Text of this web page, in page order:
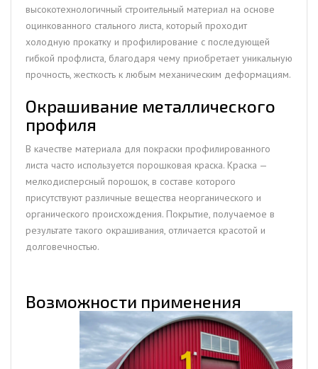
высокотехнологичный строительный материал на основе
оцинкованного стального листа, который проходит
холодную прокатку и профилирование с последующей
гибкой профлиста, благодаря чему приобретает уникальную
прочность, жесткость к любым механическим деформациям.
Окрашивание металлического
профиля
В качестве материала для покраски профилированного
листа часто используется порошковая краска. Краска —
мелкодисперсный порошок, в составе которого
присутствуют различные вещества неорганического и
органического происхождения. Покрытие, получаемое в
результате такого окрашивания, отличается красотой и
долговечностью.
Возможности применения